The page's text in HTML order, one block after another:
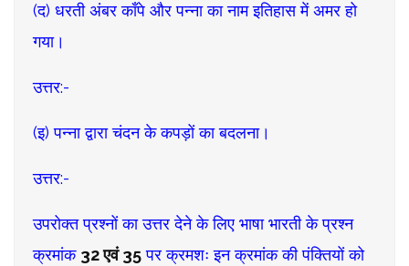
(द) धरती अंबर काँपे और पन्ना का नाम इतिहास में अमर हो
गया।
उत्तर:-
(इ) पन्ना द्वारा चंदन के कपड़ों का बदलना।
उत्तर:-
उपरोक्त प्रश्नों का उत्तर देने के लिए भाषा भारती के प्रश्न
क्रमांक 32 एवं 35पर क्रमशः इन क्रमांक की पंक्तियों को